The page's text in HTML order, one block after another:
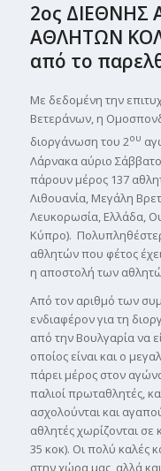
2ος
ΑΘΛΗΤΩΝ
από το
Με δεδομένη την
Βετεράνων, η
διοργάνωση του 2ου
Λάρνακα αύριο Σάββατο
πάρουν μέρος 137
Λιθουανία, Μεγάλη
Λευκορωσία, Ελλάδα,
Κύπρο).
αθλητών που φέτος
η αποστολή των
Από τον αριθμό των
ενδιαφέρον για τη
από την Βουλγαρία να
οποίος είναι και ο
πάρει μέρος στον
παλιοί πρωταθλητές,
ασχολούνται και
αθλητές χωρίζονται σε
35 κοκ). Οι πολύ καλές
στην χώρα μας, αλλά